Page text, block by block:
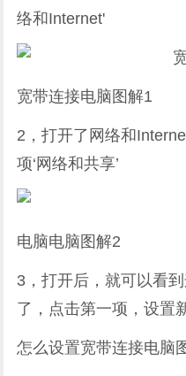
络和Internet'
宽带连接电脑图解1
2，打开了网络和
项‘网络和共享’
电脑电脑图解2
3，打开后，就可以看
了，点击第一项，设置
怎么设置宽带连接电脑